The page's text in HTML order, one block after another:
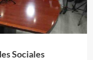
Sociales